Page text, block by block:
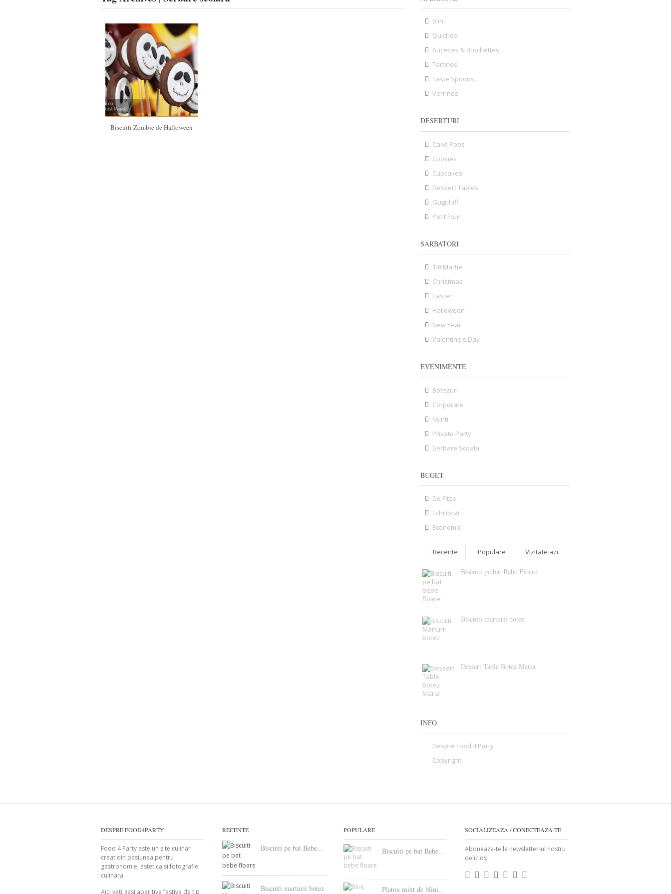
Biscuiti Zombie de Halloween
Blini
Quiches
Sucettes & Brochettes
Tartines
Taste Spoons
Verrines
DESERTURI
Cake Pops
Cookies
Cupcakes
Dessert Tables
Gugulufi
Petit Four
SARBATORI
1-8 Martie
Christmas
Easter
Halloween
New Year
Valentine's Day
EVENIMENTE
Botezuri
Corporate
Nunti
Private Party
Serbare Scoala
BUGET
De Fitze
Echilibrat
Economic
Recente Populare Vizitate azi
Biscuiti pe bat Bebe Floare
Biscuiti marturii botez
Dessert Table Botez Maria
INFO
Despre Food 4 Party
Copyright
DESPRE FOOD4PARTY
Food 4 Party este un site culinar
creat din pasiunea pentru
gastronomie, estetica si fotografie
culinara.
Aici veti gasi aperitive festive de tip
RECENTE
Biscuiti pe bat Bebe...
Biscuiti marturii botez
POPULARE
Biscuiti pe bat Bebe...
Platou mixt de blini...
SOCIALIZEAZA / CONECTEAZA-TE
Aboneaza-te la newsletter-ul nostru
delicios